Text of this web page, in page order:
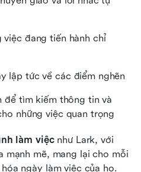
đang tiến hành chỉ
lập tức về các điểm nghẽn
để tìm kiếm thông tin và
những việc quan trọng
làm việc như Lark, với
mạnh mẽ, mang lại cho mỗi
ngày làm việc của họ.